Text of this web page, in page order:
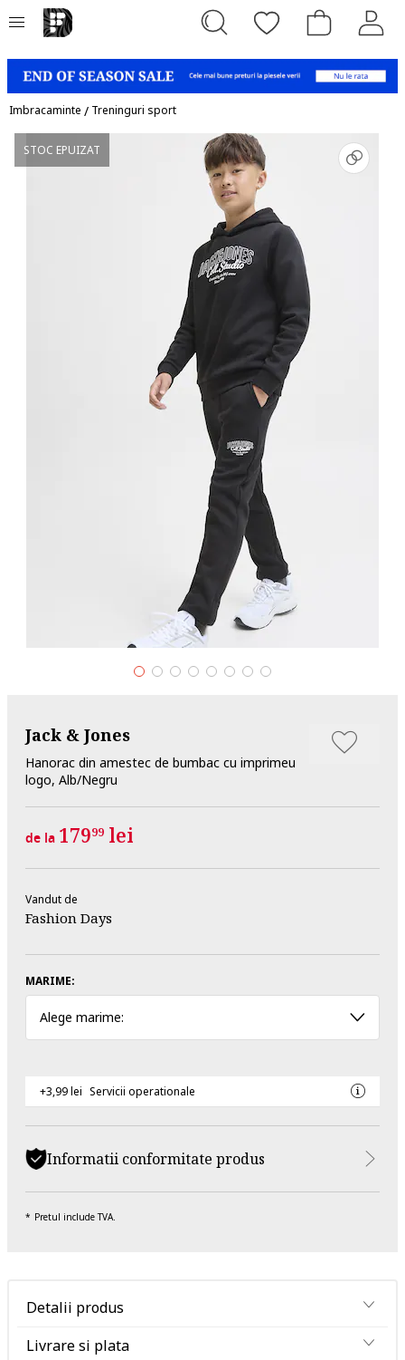
Imbracaminte / Treninguri sport
STOC EPUIZAT
Jack & Jones
Hanorac din amestec de bumbac cu imprimeu
logo, Alb/Negru
de la 17999 lei
Vandut de
Fashion Days
MARIME:
Alege marime:
+3,99 lei Servicii operationale
Informatii conformitate produs
Pretul include TVA.
Detalii produs
Livrare si plata